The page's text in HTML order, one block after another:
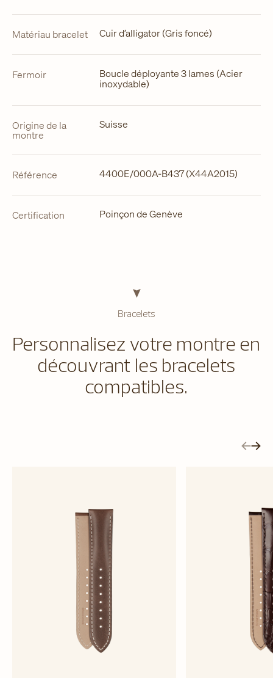
Matériau bracelet Cuir d’alligator (Gris foncé)
Fermoir Boucle déployante 3 lames (Acier
inoxydable)
Origine de la
montre
Suisse
Référence 4400E/000A-B437 (X44A2015)
Certification Poinçon de Genève
Bracelets
Personnalisez votre montre en
découvrant les bracelets
compatibles.